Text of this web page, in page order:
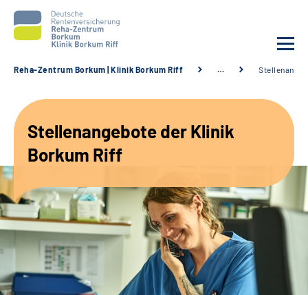
Unsere Angebote
Karriere
Sozialdienste & Zuweisende
Suche
Reha-Zentrum Borkum | Klinik Borkum Riff …
Stellenangebote der Klinik
Borkum Riff